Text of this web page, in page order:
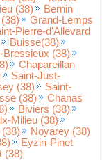
(38)
Bernin
Grand-Lemps
Pierre-d'Allevard
Buisse(38)
Bressieux (38)
Chapareillan
Saint-Just-
(38)
Saint-
(38)
Chanas
Biviers (38)
Milieu (38)
Noyarey (38)
Eyzin-Pinet
(38)